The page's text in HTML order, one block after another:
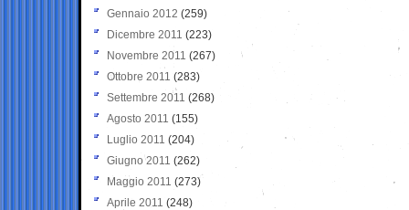
Gennaio 2012 (259)
Dicembre 2011 (223)
Novembre 2011 (267)
Ottobre 2011 (283)
Settembre 2011 (268)
Agosto 2011 (155)
Luglio 2011 (204)
Giugno 2011 (262)
Maggio 2011 (273)
Aprile 2011 (248)